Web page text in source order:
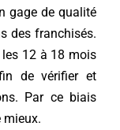
gage de qualité
des franchisés.
les 12 à 18 mois
de vérifier et
Par ce biais
mieux.